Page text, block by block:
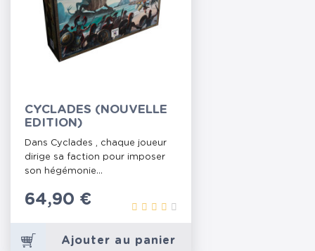
CYCLADES (NOUVELLE
EDITION)
Dans Cyclades , chaque joueur
dirige sa faction pour imposer
son hégémonie...
Prix
64,90 €
Ajouter au panier